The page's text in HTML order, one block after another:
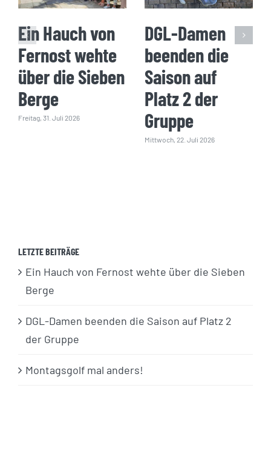
Ein Hauch von
Fernost wehte
über die Sieben
Berge
Freitag, 31. Juli 2026
DGL-Damen
beenden die
Saison auf
Platz 2 der
Gruppe
Mittwoch, 22. Juli 2026
LETZTE BEITRÄGE
Ein Hauch von Fernost wehte über die Sieben
Berge
DGL-Damen beenden die Saison auf Platz 2
der Gruppe
Montagsgolf mal anders!